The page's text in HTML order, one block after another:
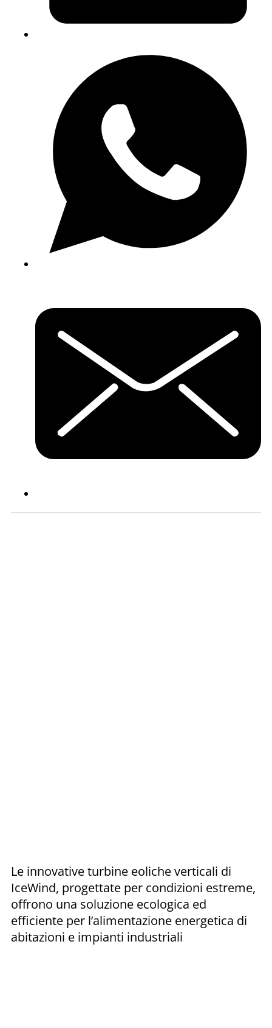
Le innovative turbine eoliche verticali di
IceWind, progettate per condizioni estreme,
offrono una soluzione ecologica ed
efficiente per l’alimentazione energetica di
abitazioni e impianti industriali